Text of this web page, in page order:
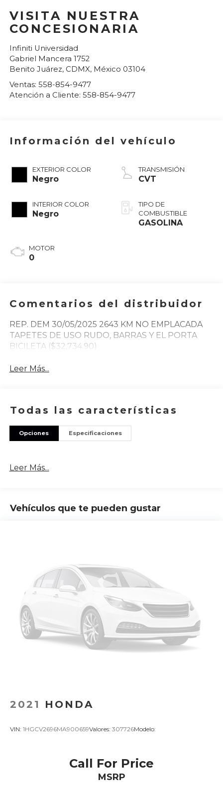
VISITA NUESTRA
CONCESIONARIA
Infiniti Universidad
Gabriel Mancera 1752
Benito Juárez, CDMX, México 03104
Ventas: 558-854-9477
Atención a Cliente: 558-854-9477
Información del vehículo
EXTERIOR COLOR
Negro
INTERIOR COLOR
Negro
MOTOR
0
TRANSMISIÓN
CVT
TIPO DE
COMBUSTIBLE
GASOLINA
Comentarios del distribuidor
REP. DEM 30/05/2025 2643 KM NO EMPLACADA
TAPETES DE USO RUDO, BARRAS Y EL PORTA
BICILETA ($32,734.90)
Leer Más...
Todas las características
Opciones Especificaciones
Leer Más...
Vehículos que te pueden gustar
2021 HONDA
VIN: 1HGCV2696MA900659Valores: 307726Modelo:
Call For Price
MSRP